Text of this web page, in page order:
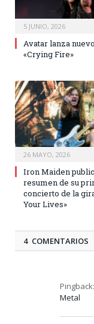
5 JUNIO, 2026
Avatar lanza
«Crying Fire»
26 MAYO, 2026
Iron Maiden
resumen de su
concierto de la
Your Lives»
4 COMENTARIOS
Pingback:
Metal